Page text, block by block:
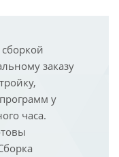
заказу
у
часа.